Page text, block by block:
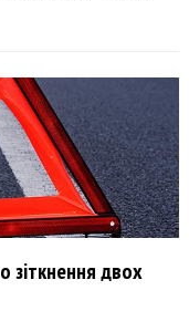
зіткнення двох